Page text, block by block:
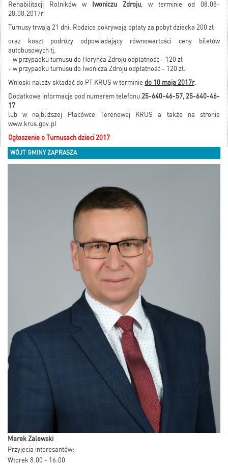
Rehabilitacji Rolników w
Iwoniczu Zdroju, w terminie od 08.08-
28.08.2017r
Turnusy trwają 21 dni. Rodzice pokrywają opłaty za pobyt dziecka 200 zł
oraz koszt podróży odpowiadający równowartości ceny biletów
autobusowych tj.
- w przypadku turnusu do Horyńca Zdroju odpłatność - 120 zł
- w przypadku turnusu do Iwonicza Zdroju odpłatność - 120 zł.
Wnioski należy składać do PT KRUS w terminie do 10 maja 2017r.
Dodatkowe informacje pod numerem telefonu 25-640-46-57, 25-640-46-
17
lub w najbliższej Placówce Terenowej KRUS a także na stronie
www.krus.gov.pl
Ogłoszenie o Turnusach dzieci 2017
WÓJT GMINY ZAPRASZA
Marek Zalewski
Przyjęcia interesantów:
Wtorek 8:00 - 16:00